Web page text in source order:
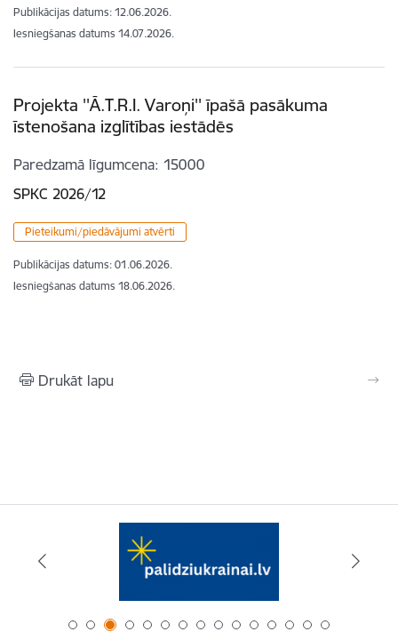
Publikācijas datums: 12.06.2026.
Iesniegšanas datums 14.07.2026.
Projekta ''Ā.T.R.I. Varoņi'' īpašā pasākuma
īstenošana izglītības iestādēs
Paredzamā līgumcena 15000
SPKC 2026/12
Pieteikumi/piedāvājumi atvērti
Publikācijas datums: 01.06.2026.
Iesniegšanas datums 18.06.2026.
Drukāt lapu